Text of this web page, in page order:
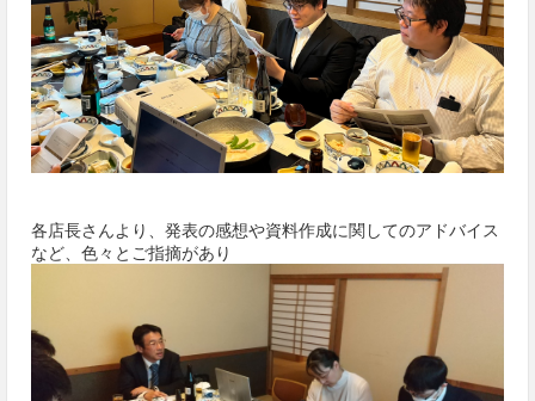
各店長さんより、発表の感想や資料作成に関してのアドバイス
など、色々とご指摘があり